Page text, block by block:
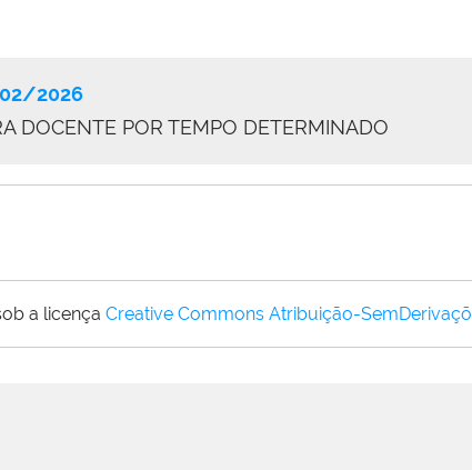
02/2026
DOCENTE POR TEMPO DETERMINADO
a licença Creative Commons Atribuição-